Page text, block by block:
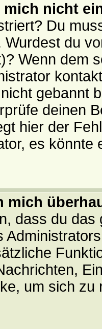
mich nicht
Du
Wurdest du
Wenn dem
gebannt
deinen
hier der
es könnte
mich
dass du
um sich